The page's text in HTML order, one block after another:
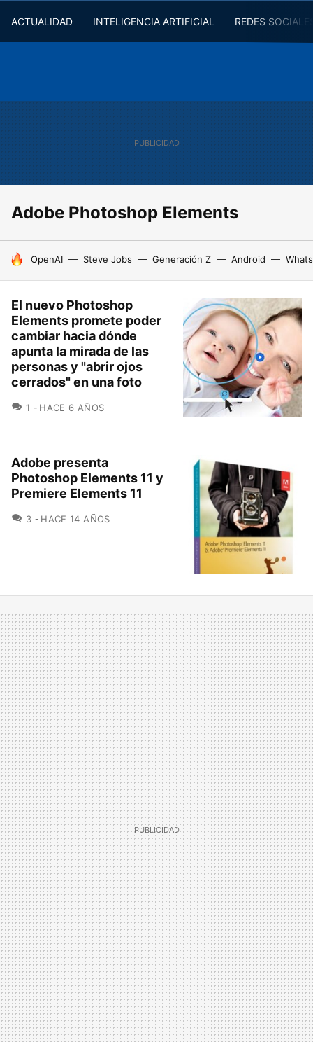
ACTUALIDAD INTELIGENCIA ARTIFICIAL REDES
Adobe Photoshop Elements
HOY SE HABLA DE
OpenAI Steve Jobs Generación Z Android
El nuevo Photoshop
Elements promete poder
cambiar hacia dónde
apunta la mirada de las
personas y "abrir ojos
cerrados" en una foto
1 COMENTARIOS
HACE 6 AÑOS
Adobe presenta
Photoshop Elements 11 y
Premiere Elements 11
3 COMENTARIOS
HACE 14 AÑOS